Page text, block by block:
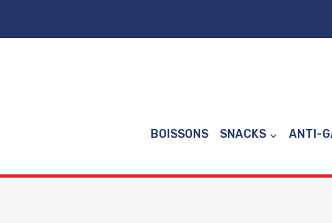
BOISSONS SNACKS ANTI-